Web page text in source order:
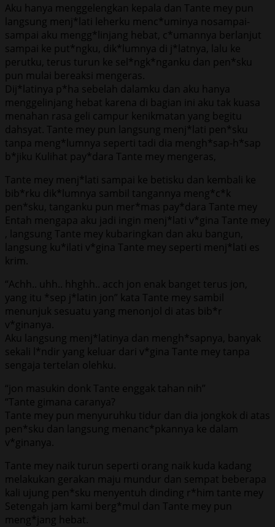
Aku hanya menggelengkan kepala dan Tante mey pun
langsung menj*lati leherku menc*uminya nosampai-
sampai aku mengg*linjang hebat, c*umannya berlanjut
sampai ke put*ngku, dik*lumnya di j*latnya, lalu ke
perutku, terus turun ke sel*ngk*nganku dan pen*sku
pun mulai bereaksi mengeras.
Dij*latinya p*ha sebelah dalamku dan aku hanya
menggelinjang hebat karena di bagian ini aku tak kuasa
menahan rasa geli campur kenikmatan yang begitu
dahsyat. Tante mey pun langsung menj*lati pen*sku
tanpa meng*lumnya seperti tadi dia mengh*sap-h*sap
b*jiku Kulihat pay*dara Tante mey mengeras,
Tante mey menj*lati sampai ke betisku dan kembali ke
bib*rku dik*lumnya sambil tangannya meng*c*k
pen*sku, tanganku pun mer*mas pay*dara Tante mey
Entah mengapa aku jadi ingin menj*lati v*gina Tante mey
, langsung Tante mey kubaringkan dan aku bangun,
langsung ku*ilati v*gina Tante mey seperti menj*lati es
krim.
“Achh.. uhh.. hhghh.. acch jon enak banget terus jon,
yang itu *sep j*latin jon” kata Tante mey sambil
menunjuk sesuatu yang menonjol di atas bib*r
v*ginanya.
Aku langsung menj*latinya dan mengh*sapnya, banyak
sekali l*ndir yang keluar dari v*gina Tante mey tanpa
sengaja tertelan olehku.
“jon masukin donk Tante enggak tahan nih”
“Tante gimana caranya?
Tante mey pun menyuruhku tidur dan dia jongkok di atas
pen*sku dan langsung menanc*pkannya ke dalam
v*ginanya.
Tante mey naik turun seperti orang naik kuda kadang
melakukan gerakan maju mundur dan sempat beberapa
kali ujung pen*sku menyentuh dinding r*him tante mey
Setengah jam kami berg*mul dan Tante mey pun
meng*jang hebat.